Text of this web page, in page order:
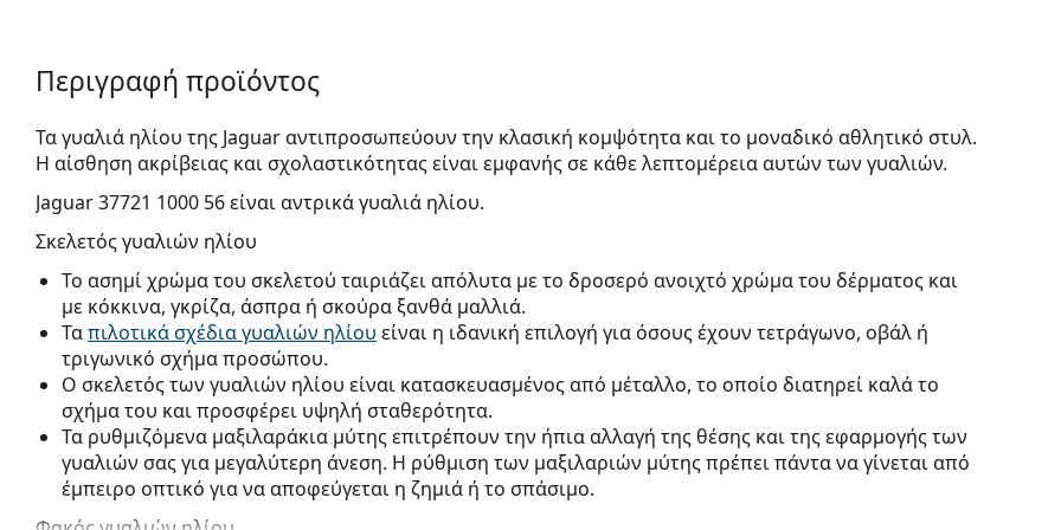
Περιγραφή προϊόντος
Τα γυαλιά ηλίου της Jaguar αντιπροσωπεύουν την κλασική κομψότητα και το μοναδικό αθλητικό στυλ.
Η αίσθηση ακρίβειας και σχολαστικότητας είναι εμφανής σε κάθε λεπτομέρεια αυτών των γυαλιών.
Jaguar 37721 1000 56είναι αντρικά γυαλιά ηλίου.
Σκελετός γυαλιών ηλίου
Το ασημί χρώμα του σκελετού ταιριάζει απόλυτα με το δροσερό ανοιχτό χρώμα του δέρματος και
με κόκκινα, γκρίζα, άσπρα ή σκούρα ξανθά μαλλιά.
Ταπιλοτικά σχέδια γυαλιών ηλίου είναι η ιδανική επιλογή για όσους έχουν τετράγωνο, οβάλ ή
τριγωνικό σχήμα προσώπου.
Ο σκελετός των γυαλιών ηλίου είναι κατασκευασμένος από μέταλλο, το οποίο διατηρεί καλά το
σχήμα του και προσφέρει υψηλή σταθερότητα.
Τα ρυθμιζόμενα μαξιλαράκια μύτης επιτρέπουν την ήπια αλλαγή της θέσης και της εφαρμογής των
γυαλιών σας για μεγαλύτερη άνεση. Η ρύθμιση των μαξιλαριών μύτης πρέπει πάντα να γίνεται από
έμπειρο οπτικό για να αποφεύγεται η ζημιά ή το σπάσιμο.